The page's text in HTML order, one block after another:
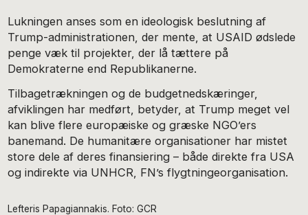
Lukningen anses som en ideologisk beslutning af
Trump-administrationen, der mente, at USAID ødslede
penge væk til projekter, der lå tættere på
Demokraterne end Republikanerne.
Tilbagetrækningen og de budgetnedskæringer,
afviklingen har medført, betyder, at Trump meget vel
kan blive flere europæiske og græske NGO’ers
banemand. De humanitære organisationer har mistet
store dele af deres finansiering – både direkte fra USA
og indirekte via UNHCR, FN’s flygtningeorganisation.
Lefteris Papagiannakis. Foto: GCR